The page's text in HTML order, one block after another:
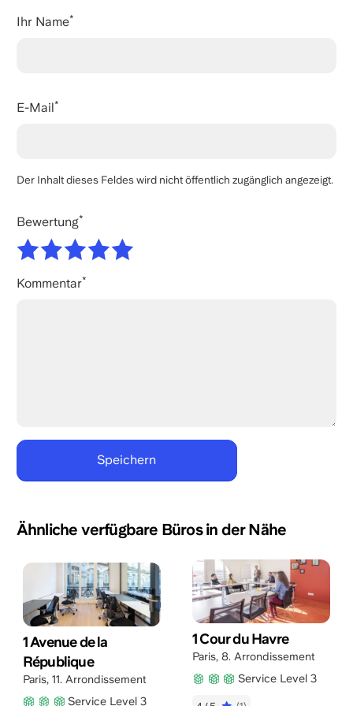
Ihr Name
E-Mail
Der Inhalt dieses Feldes wird nicht öffentlich zugänglich angezeigt.
Bewertung
Kommentar
Ähnliche verfügbare Büros in der Nähe
1 Avenue de la
République
Paris, 11. Arrondissement
Service Level 3
1 Cour du Havre
Paris, 8. Arrondissement
Service Level 3